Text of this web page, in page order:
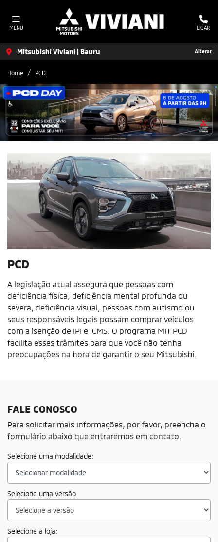
MENU LIGAR
Mitsubishi Viviani | Bauru Alterar
Home PCD
PCD
A legislação atual assegura que pessoas com
deficiência física, deficiência mental profunda ou
severa, deficiência visual, pessoas com autismo ou
seus responsáveis legais possam comprar veículos
com a isenção de IPI e ICMS. O programa MIT PCD
facilita esses trâmites para que você não tenha
preocupações na hora de garantir o seu Mitsubishi.
FALE CONOSCO
Para solicitar mais informações, por favor, preencha o
formulário abaixo que entraremos em contato.
Selecione uma modalidade:
Selecione uma versão
Selecione a loja: